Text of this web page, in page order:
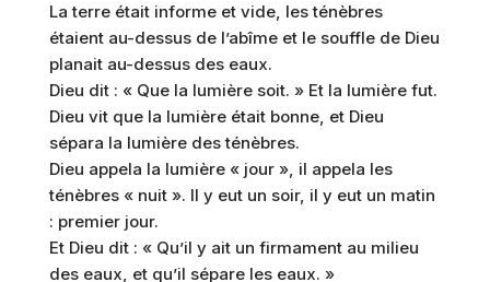
La terre était informe et vide, les ténèbres
étaient au-dessus de l’abîme et le souffle de Dieu
planait au-dessus des eaux.
Dieu dit : « Que la lumière soit. » Et la lumière fut.
Dieu vit que la lumière était bonne, et Dieu
sépara la lumière des ténèbres.
Dieu appela la lumière « jour », il appela les
ténèbres « nuit ». Il y eut un soir, il y eut un matin
: premier jour.
Et Dieu dit : « Qu’il y ait un firmament au milieu
des eaux, et qu’il sépare les eaux. »